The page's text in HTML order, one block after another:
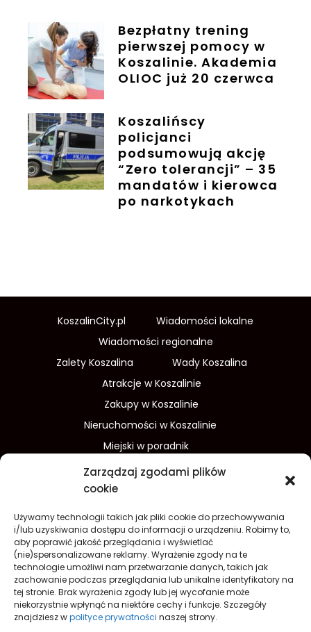
Zarządzaj zgodami plików
cookie
Używamy technologii takich jak pliki cookie do przechowywania
i/lub uzyskiwania dostępu do informacji o urządzeniu. Robimy to,
aby poprawić jakość przeglądania i wyświetlać
(nie)spersonalizowane reklamy. Wyrażenie zgody na te
technologie umożliwi nam przetwarzanie danych, takich jak
zachowanie podczas przeglądania lub unikalne identyfikatory na
tej stronie. Brak wyrażenia zgody lub jej wycofanie może
niekorzystnie wpłynąć na niektóre cechy i funkcje. Szczegóły
znajdziesz wpolityce prywatności naszej strony.
Bezpłatny trening
pierwszej pomocy w
Koszalinie. Akademia
OLIOC już 20 czerwca
Koszalińscy
policjanci
podsumowują akcję
“Zero tolerancji” – 35
mandatów i kierowca
po narkotykach
KoszalinCity.pl
Wiadomości lokalne
Wiadomości regionalne
Zalety Koszalina
Wady Koszalina
Atrakcje w Koszalinie
Zakupy w Koszalinie
Nieruchomości w Koszalinie
Miejski w poradnik
Wydarzenia w Koszalinie
Sport w Koszalinie
Finanse i inwestycje
Dom i ogród
Turystyka
Lifestyle
O nas
Redakcja
Reklama
Kontakt
Prywatność
Polityka prywatności Cookies (EU)